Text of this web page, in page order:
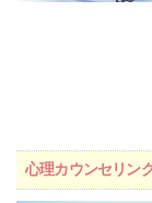
心理カウンセリン